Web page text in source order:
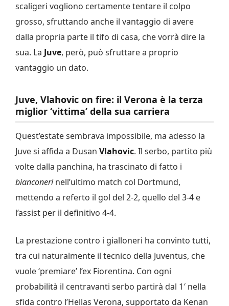
scaligeri vogliono certamente tentare il colpo
grosso, sfruttando anche il vantaggio di avere
dalla propria parte il tifo di casa, che vorrà dire la
sua. La Juve, però, può sfruttare a proprio
vantaggio un dato.
Juve, Vlahovic on fire: il Verona è la terza
miglior ‘vittima’ della sua carriera
Quest’estate sembrava impossibile, ma adesso la
Juve si affida a Dusan Vlahovic. Il serbo, partito più
volte dalla panchina, ha trascinato di fatto i
bianconerinell’ultimo match col Dortmund,
mettendo a referto il gol del 2-2, quello del 3-4 e
l’assist per il definitivo 4-4.
La prestazione contro i gialloneri ha convinto tutti,
tra cui naturalmente il tecnico della Juventus, che
vuole ‘premiare’ l’ex Fiorentina. Con ogni
probabilità il centravanti serbo partirà dal 1′ nella
sfida contro l’Hellas Verona, supportato da Kenan